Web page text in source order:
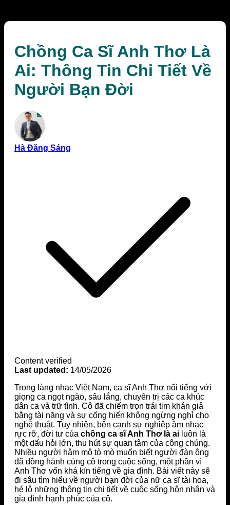
Chồng Ca Sĩ Anh Thơ Là
Ai: Thông Tin Chi Tiết Về
Người Bạn Đời
Hà Đăng Sáng
Content verified
Last updated: 14/05/2026
Trong làng nhạc Việt Nam, ca sĩ Anh Thơ nổi tiếng với
giọng ca ngọt ngào, sâu lắng, chuyên trị các ca khúc
dân ca và trữ tình. Cô đã chiếm trọn trái tim khán giả
bằng tài năng và sự cống hiến không ngừng nghỉ cho
nghệ thuật. Tuy nhiên, bên cạnh sự nghiệp âm nhạc
rực rỡ, đời tư của chồng ca sĩ Anh Thơ là ai luôn là
một dấu hỏi lớn, thu hút sự quan tâm của công chúng.
Nhiều người hâm mộ tò mò muốn biết người đàn ông
đã đồng hành cùng cô trong cuộc sống, một phần vì
Anh Thơ vốn khá kín tiếng về gia đình. Bài viết này sẽ
đi sâu tìm hiểu về người bạn đời của nữ ca sĩ tài hoa,
hé lộ những thông tin chi tiết về cuộc sống hôn nhân và
gia đình hạnh phúc của cô.